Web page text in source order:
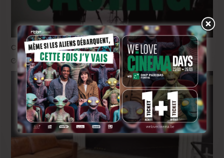
Casting « L’Or Rouge »: rôle féminin 18-25 ans
juin 29, 2026